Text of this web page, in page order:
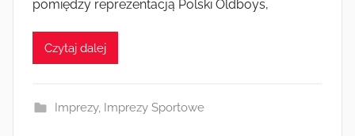
a
pomiędzy reprezentacją Polski Oldboys,
Czytaj dalej
Imprezy, Imprezy Sportowe